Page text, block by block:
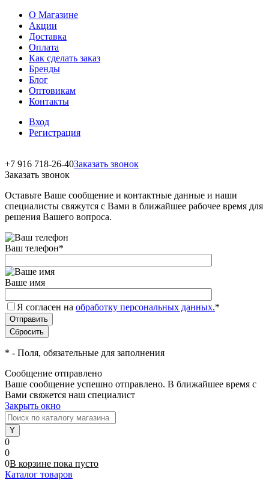
О Магазине
Акции
Доставка
Оплата
Как сделать заказ
Бренды
Блог
Оптовикам
Контакты
Вход
Регистрация
+7 916 718-26-40Заказать звонок
Заказать звонок
Оставьте Ваше сообщение и контактные данные и наши
специалисты свяжутся с Вами в ближайшее рабочее время для
решения Вашего вопроса.
Ваш телефон*
Ваше имя
Я согласен на обработку персональных данных.*
* - Поля, обязательные для заполнения
Сообщение отправлено
Ваше сообщение успешно отправлено. В ближайшее время с
Вами свяжется наш специалист
Закрыть окно
0
0
0В корзине пока пусто
Каталог товаров